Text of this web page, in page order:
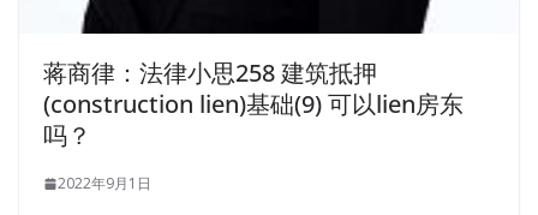
蒋商律：法律小思258 建筑抵押
(construction lien)基础(9) 可以lien房东
吗？
2022年9月1日